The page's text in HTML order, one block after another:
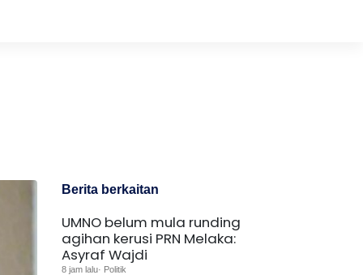
Berita berkaitan
UMNO belum mula runding
agihan kerusi PRN Melaka:
Asyraf Wajdi
8 jam lalu· Politik